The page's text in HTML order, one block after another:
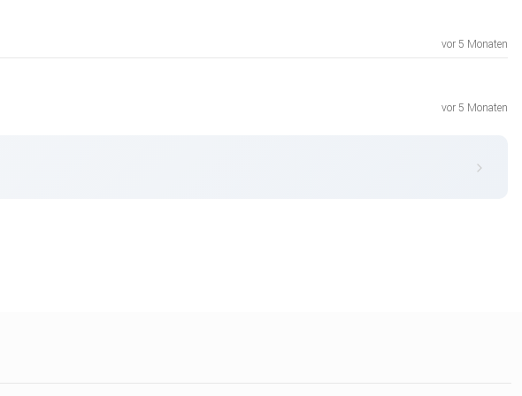
vor 5 Monaten
vor 5 Monaten